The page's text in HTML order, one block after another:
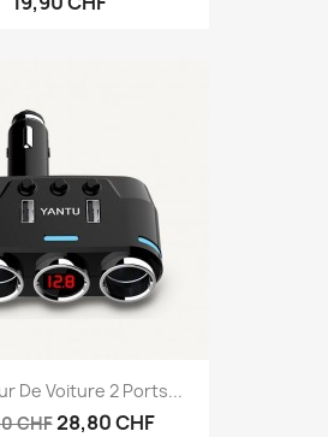
De Voiture 2 Ports...
CHF28,80 CHF